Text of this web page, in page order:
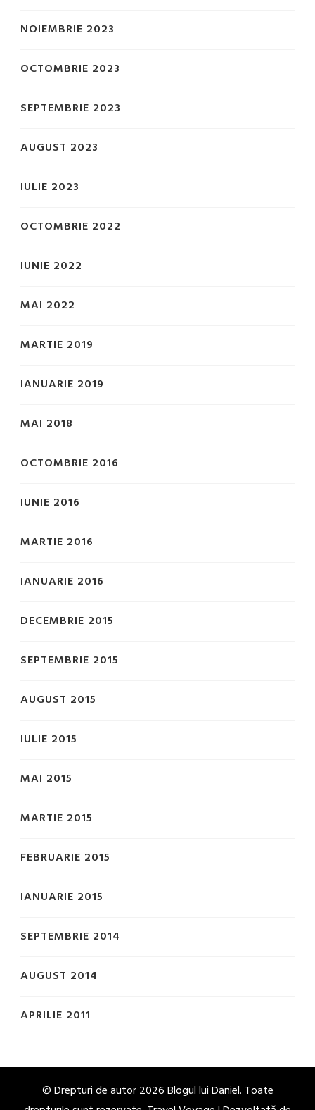
NOIEMBRIE 2023
OCTOMBRIE 2023
SEPTEMBRIE 2023
AUGUST 2023
IULIE 2023
OCTOMBRIE 2022
IUNIE 2022
MAI 2022
MARTIE 2019
IANUARIE 2019
MAI 2018
OCTOMBRIE 2016
IUNIE 2016
MARTIE 2016
IANUARIE 2016
DECEMBRIE 2015
SEPTEMBRIE 2015
AUGUST 2015
IULIE 2015
MAI 2015
MARTIE 2015
FEBRUARIE 2015
IANUARIE 2015
SEPTEMBRIE 2014
AUGUST 2014
APRILIE 2011
© Drepturi de autor 2026Blogul lui Daniel. Toate